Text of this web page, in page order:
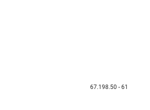
67.198.50 - 61